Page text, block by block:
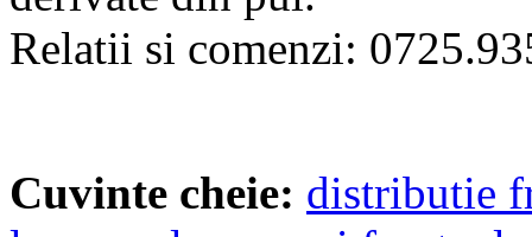
Relatii si comenzi:
Cuvinte cheie: distributie